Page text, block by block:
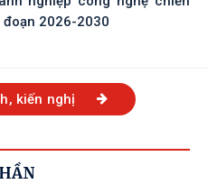
2026-2030
kiến nghị